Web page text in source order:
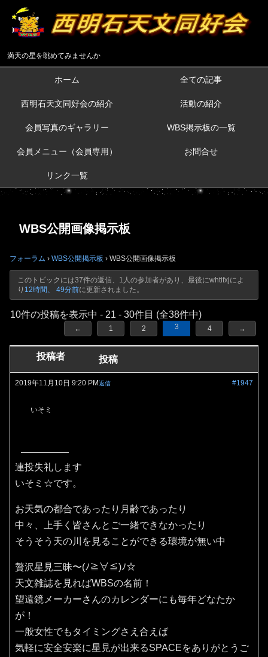
満天の星を眺めてみませんか
ホーム 全ての記事
西明石天文同好会の紹介 活動の紹介
会員写真のギャラリー WBS掲示板の一覧
会員メニュー（会員専用） お問合せ
リンク一覧
WBS公開画像掲示板
フォーラム › WBS公開掲示板 › WBS公開画像掲示板
このトピックには37件の返信、1人の参加者があり、最後にwhtifxjによ
り 12時間、 49分前に更新されました。
10件の投稿を表示中 - 21 - 30件目 (全38件中)
← 1 2 3 4 →
投稿者 投稿
2019年11月10日 9:20 PM #1947
返信
いそミ
連投失礼します
いそミ☆です。
お天気の都合であったり月齢であったり
中々、上手く皆さんとご一緒できなかったり
そうそう天の川を見ることができる環境が無い中
贅沢星見三昧〜(ﾉ≧∀≦)ﾉ☆
天文雑誌を見ればWBSの名前！
望遠鏡メーカーさんのカレンダーにも毎年どなたか
が！
一般女性でもタイミングさえ合えば
気軽に安全安楽に星見が出来るSPACEをありがとうご